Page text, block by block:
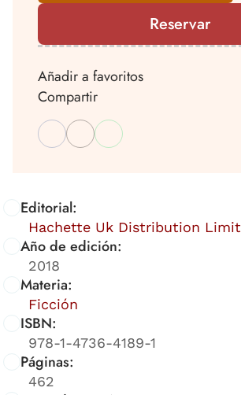
Editorial:
Hachette Uk Distribution Limit
Año de edición:
2018
Materia:
Ficción
ISBN:
978-1-4736-4189-1
Páginas:
462
Reservar
Añadir a favoritos
Compartir